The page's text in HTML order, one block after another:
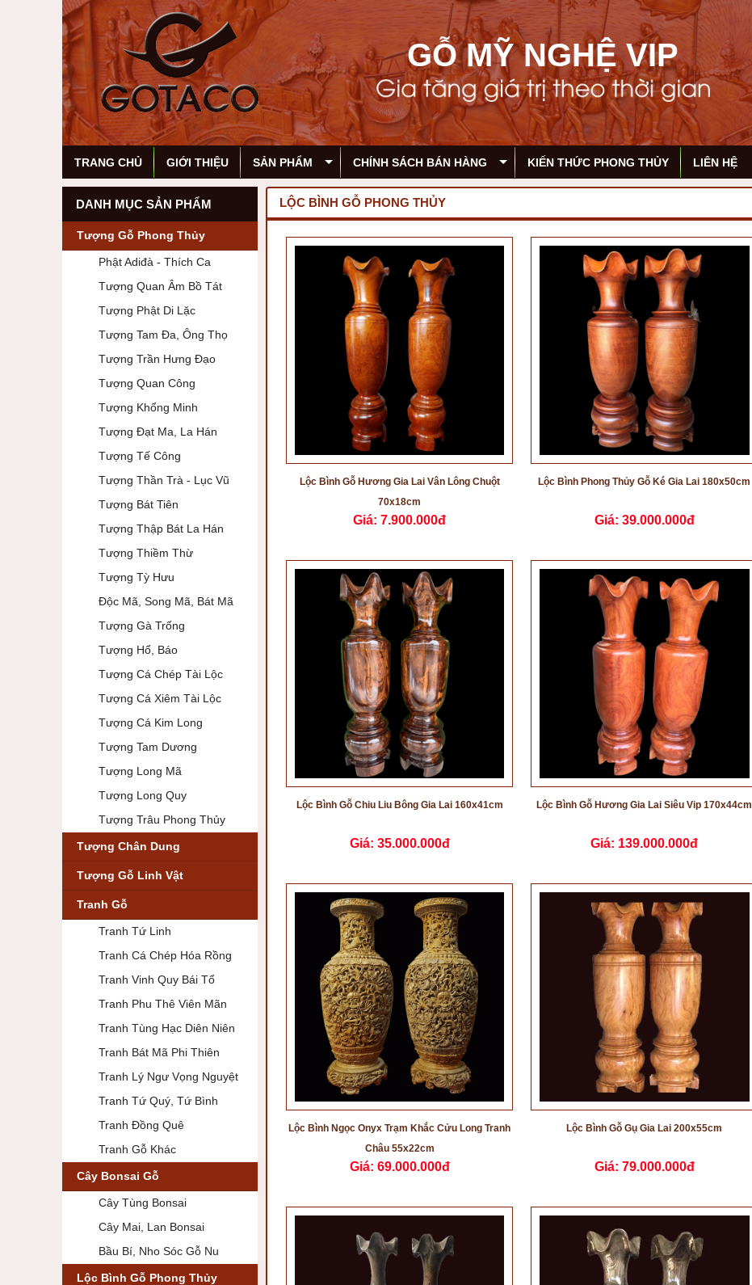
GỖ MỸ NGHỆ VIP
TRANG CHỦ GIỚI THIỆU SẢN PHẨM CHÍNH SÁCH BÁN HÀNG KIẾN THỨC PHONG THỦY LIÊN HỆ
DANH MỤC SẢN PHẨM
Tượng Gỗ Phong Thủy
Phật Adiđà - Thích Ca
Tượng Quan Âm Bồ Tát
Tượng Phật Di Lặc
Tượng Tam Đa, Ông Thọ
Tượng Trần Hưng Đạo
Tượng Quan Công
Tượng Khổng Minh
Tượng Đạt Ma, La Hán
Tượng Tế Công
Tượng Thần Trà - Lục Vũ
Tượng Bát Tiên
Tượng Thập Bát La Hán
Tượng Thiềm Thừ
Tượng Tỳ Hưu
Độc Mã, Song Mã, Bát Mã
Tượng Gà Trống
Tượng Hổ, Báo
Tượng Cá Chép Tài Lộc
Tượng Cá Xiêm Tài Lộc
Tượng Cá Kim Long
Tượng Tam Dương
Tượng Long Mã
Tượng Long Quy
Tượng Trâu Phong Thủy
Tượng Chân Dung
Tượng Gỗ Linh Vật
Tranh Gỗ
Tranh Tứ Linh
Tranh Cá Chép Hóa Rồng
Tranh Vinh Quy Bái Tổ
Tranh Phu Thê Viên Mãn
Tranh Tùng Hạc Diên Niên
Tranh Bát Mã Phi Thiên
Tranh Lý Ngư Vọng Nguyệt
Tranh Tứ Quý, Tứ Bình
Tranh Đồng Quê
Tranh Gỗ Khác
Cây Bonsai Gỗ
Cây Tùng Bonsai
Cây Mai, Lan Bonsai
Bầu Bí, Nho Sóc Gỗ Nu
Lộc Bình Gỗ Phong Thủy
LỘC BÌNH GỖ PHONG THỦY
Lộc Bình Gỗ Hương Gia Lai Vân Lông Chuột
70x18cm
Giá:7.900.000đ
Lộc Bình Phong Thủy Gỗ Ké Gia Lai 180x50cm
Giá: 39.000.000đ
Lộc Bình Gỗ Chiu Liu Bông Gia Lai 160x41cm
Giá: 35.000.000đ
Lộc Bình Gỗ Hương Gia Lai Siêu Vip 170x44cm
Giá: 139.000.000đ
Lộc Bình Ngọc Onyx Trạm Khắc Cửu Long Tranh
Châu 55x22cm
Giá: 69.000.000đ
Lộc Bình Gỗ Gụ Gia Lai 200x55cm
Giá: 79.000.000đ